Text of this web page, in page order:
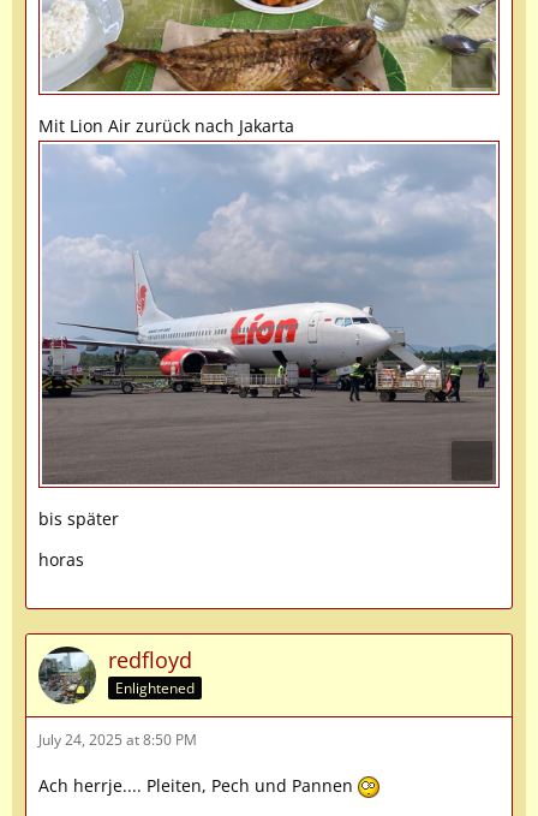
Mit Lion Air zurück nach Jakarta
bis später
horas
redfloyd
Enlightened
July 24, 2025 at 8:50 PM
Ach herrje.... Pleiten, Pech und Pannen